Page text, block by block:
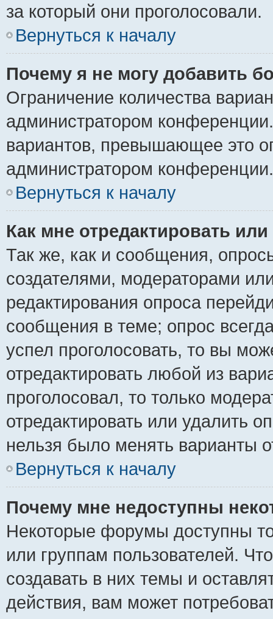
за который они проголосовали.
Вернуться к началу
Почему я не могу добавить
Ограничение количества
администратором
вариантов, превышающее это
администратором конференции.
Вернуться к началу
Как мне отредактировать
Так же, как и сообщения,
создателями, модераторами
редактирования опроса
сообщения в теме; опрос
успел проголосовать, то вы
отредактировать любой из
проголосовал, то только
отредактировать или удалить
нельзя было менять варианты
Вернуться к началу
Почему мне недоступны
Некоторые форумы доступны
или группам пользователей.
создавать в них темы и
действия, вам может